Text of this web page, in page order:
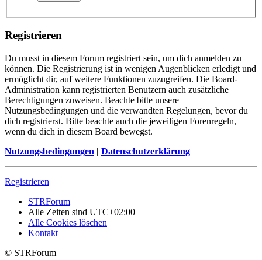
Registrieren
Du musst in diesem Forum registriert sein, um dich anmelden zu
können. Die Registrierung ist in wenigen Augenblicken erledigt und
ermöglicht dir, auf weitere Funktionen zuzugreifen. Die Board-
Administration kann registrierten Benutzern auch zusätzliche
Berechtigungen zuweisen. Beachte bitte unsere
Nutzungsbedingungen und die verwandten Regelungen, bevor du
dich registrierst. Bitte beachte auch die jeweiligen Forenregeln,
wenn du dich in diesem Board bewegst.
Nutzungsbedingungen | Datenschutzerklärung
Registrieren
STRForum
Alle Zeiten sind UTC+02:00
Alle Cookies löschen
Kontakt
© STRForum